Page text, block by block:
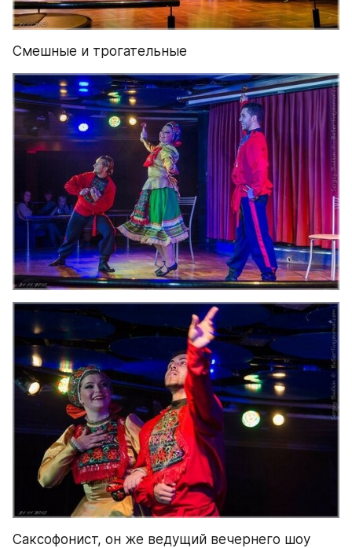
Смешные и трогательные
Саксофонист, он же ведущий вечернего шоу